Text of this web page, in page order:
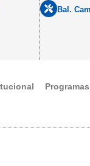
Bal.